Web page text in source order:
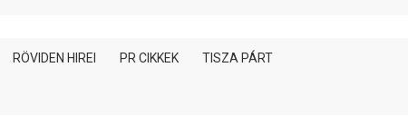
RÖVIDEN HIREI PR CIKKEK TISZA PÁRT